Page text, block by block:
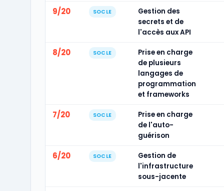
9/20 SOCLE
Gestion des
secrets et de
l'accès aux API
8/20 SOCLE
Prise en charge
de plusieurs
langages de
programmation
et frameworks
7/20 SOCLE
Prise en charge
de l'auto-
guérison
6/20 SOCLE
Gestion de
l'infrastructure
sous-jacente